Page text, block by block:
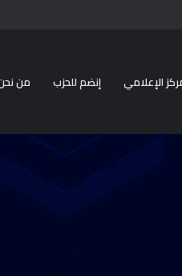
الإعلامي إنضم للحزب من